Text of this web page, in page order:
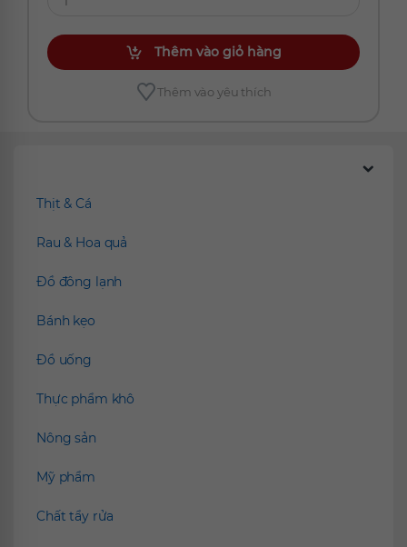
Thêm vào giỏ hàng
Thêm vào yêu thích
Thịt & Cá
Rau & Hoa quả
Đồ đông lạnh
Bánh kẹo
Đồ uống
Thực phẩm khô
Nông sản
Mỹ phẩm
Chất tẩy rửa